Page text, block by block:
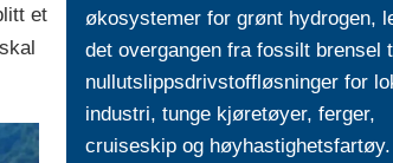
økosystemer for grønt hydrogen,
det overgangen fra fossilt brensel
nullutslippsdrivstoffløsninger for
industri, tunge kjøretøyer, ferger,
cruiseskip og høyhastighetsfartøy.
et